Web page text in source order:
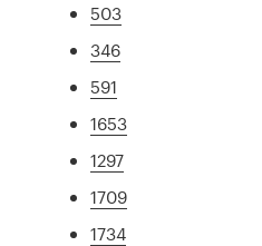
503
346
591
1653
1297
1709
1734